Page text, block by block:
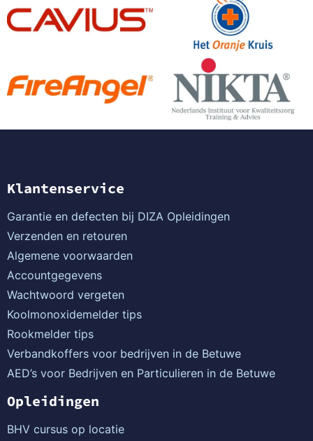
Klantenservice
Garantie en defecten bij DIZA Opleidingen
Verzenden en retouren
Algemene voorwaarden
Accountgegevens
Wachtwoord vergeten
Koolmonoxidemelder tips
Rookmelder tips
Verbandkoffers voor bedrijven in de Betuwe
AED’s voor Bedrijven en Particulieren in de Betuwe
Opleidingen
BHV cursus op locatie